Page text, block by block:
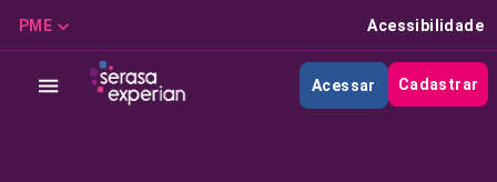
PME Acessibilidade
Acessar Cadastrar